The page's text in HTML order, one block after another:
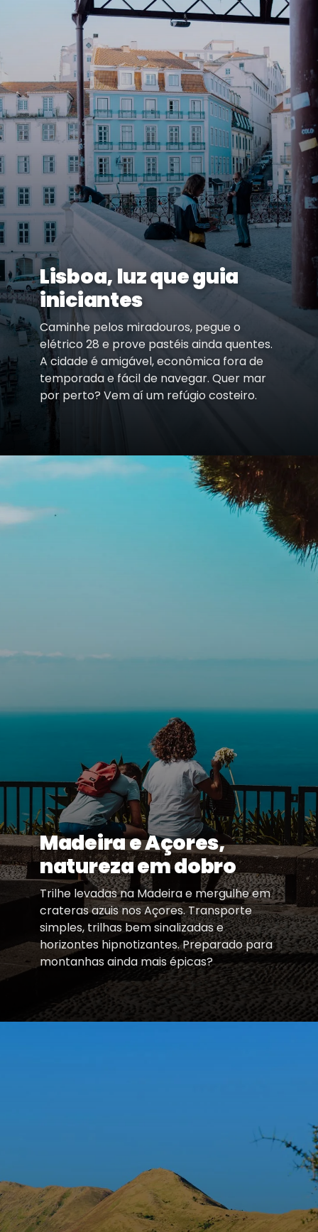
Lisboa, luz que guia
iniciantes
Caminhe pelos miradouros, pegue o
elétrico 28 e prove pastéis ainda quentes.
A cidade é amigável, econômica fora de
temporada e fácil de navegar. Quer mar
por perto? Vem aí um refúgio costeiro.
Madeira e Açores,
natureza em dobro
Trilhe levadas na Madeira e mergulhe em
crateras azuis nos Açores. Transporte
simples, trilhas bem sinalizadas e
horizontes hipnotizantes. Preparado para
montanhas ainda mais épicas?